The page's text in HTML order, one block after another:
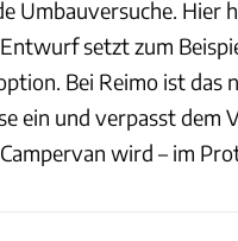
Umbauversuche. Hier
setzt zum
Bei Reimo ist das
ein und verpasst dem
wird – im